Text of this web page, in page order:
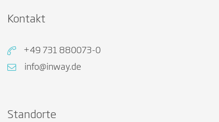
Kontakt
+49 731 880073-0
info@inway.de
Standorte